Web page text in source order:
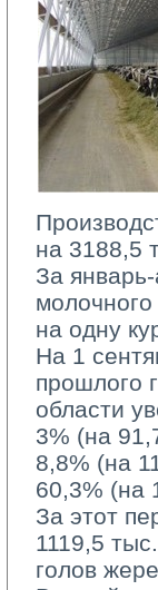
на 3188,5
За
на одну
На 1
прошлого
области
3% (на
8,8% (на
60,3% (на
За этот
1119,5
голов